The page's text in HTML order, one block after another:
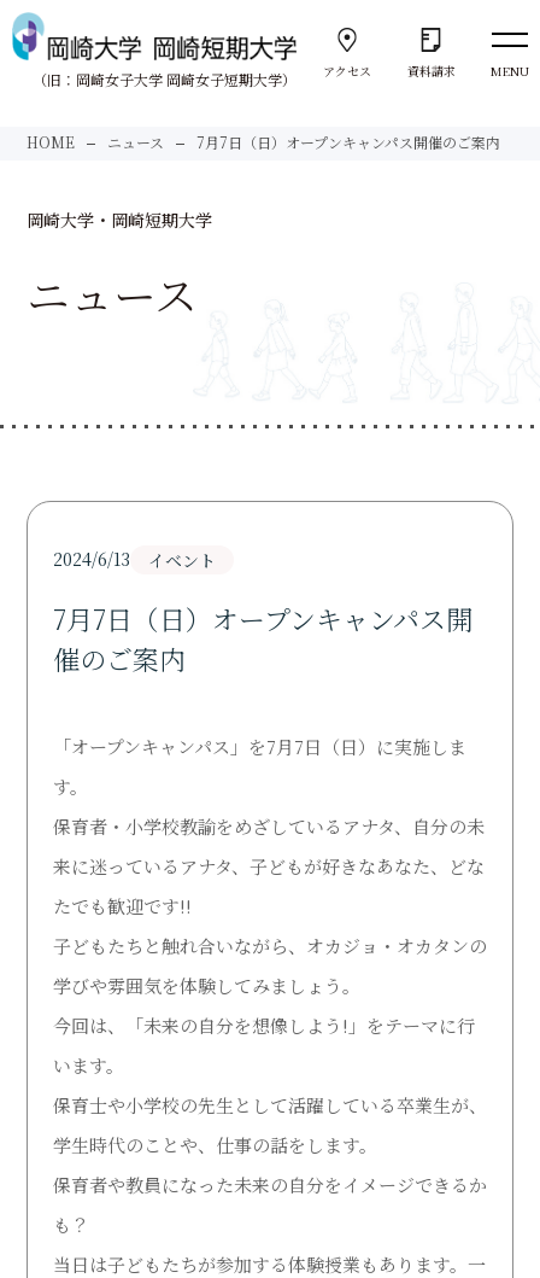
（旧：岡崎女子大学 岡崎女子短期大学） アクセス 資料請求 MENU
向きあう。
大学紹介
岡崎短期大学
サポート体制
Support
研究活動
Research
Donation
図書館
Library
オープンキャンパス
Open Campus
受験生の方
Admission
受験生の方 在学生の方
卒業生の方
HOME ニュース 7月7日（日）オープンキャンパス開催のご案内
岡崎大学・岡崎短期大学
ニュース
2024/6/13 イベント
7月7日（日）オープンキャンパス開
催のご案内
「オープンキャンパス」を7月7日（日）に実施しま
す。
保育者・小学校教諭をめざしているアナタ、自分の未
来に迷っているアナタ、子どもが好きなあなた、どな
たでも歓迎です!!
子どもたちと触れ合いながら、オカジョ・オカタンの
学びや雰囲気を体験してみましょう。
今回は、「未来の自分を想像しよう!」をテーマに行
います。
保育士や小学校の先生として活躍している卒業生が、
学生時代のことや、仕事の話をします。
保育者や教員になった未来の自分をイメージできるか
も？
当日は子どもたちが参加する体験授業もあります。一